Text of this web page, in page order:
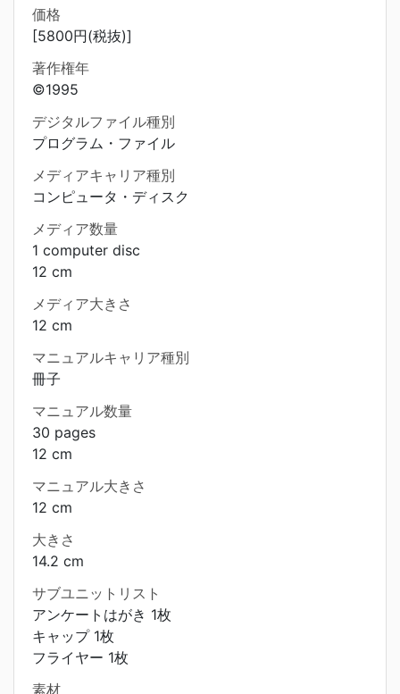
価格
[5800円(税抜)]
著作権年
©1995
デジタルファイル種別
プログラム・ファイル
メディアキャリア種別
コンピュータ・ディスク
メディア数量
1 computer disc
12 cm
メディア大きさ
12 cm
マニュアルキャリア種別
冊子
マニュアル数量
30 pages
12 cm
マニュアル大きさ
12 cm
大きさ
14.2 cm
サブユニットリスト
アンケートはがき 1枚
キャップ 1枚
フライヤー 1枚
素材